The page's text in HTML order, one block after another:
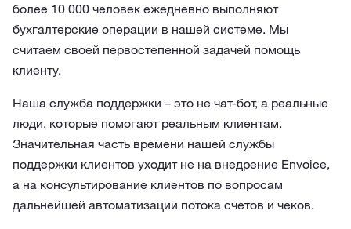
более 10 000 человек ежедневно выполняют
бухгалтерские операции в нашей системе. Мы
считаем своей первостепенной задачей помощь
клиенту.
Наша служба поддержки – это не чат-бот, а реальные
люди, которые помогают реальным клиентам.
Значительная часть времени нашей службы
поддержки клиентов уходит не на внедрение Envoice,
а на консультирование клиентов по вопросам
дальнейшей автоматизации потока счетов и чеков.